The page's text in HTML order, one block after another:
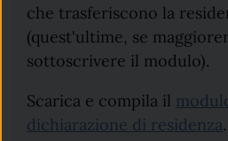
che trasferiscono la
(quest'ultime, se
sottoscrivere il modulo).
Scarica e compila il
dichiarazione di residenza.